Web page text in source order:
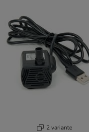
2 variante